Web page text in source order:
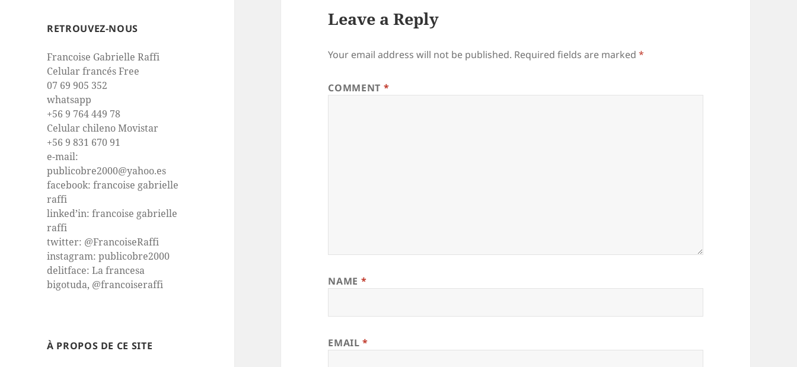
RETROUVEZ-NOUS
Francoise Gabrielle Raffi
Celular francés Free
07 69 905 352
whatsapp
+56 9 764 449 78
Celular chileno Movistar
+56 9 831 670 91
e-mail:
publicobre2000@yahoo.es
facebook: francoise gabrielle
raffi
linked’in: francoise gabrielle
raffi
twitter: @FrancoiseRaffi
instagram: publicobre2000
delitface: La francesa
bigotuda, @francoiseraffi
À PROPOS DE CE SITE
Leave a Reply
Your email address will not be published. Required fields are marked*
COMMENT *
NAME *
EMAIL*